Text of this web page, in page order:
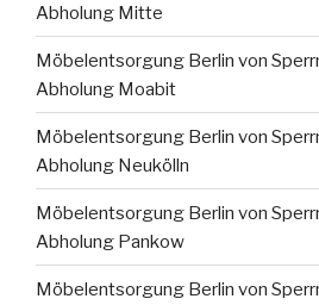
Abholung Mitte
Möbelentsorgung Berlin von
Abholung Moabit
Möbelentsorgung Berlin von
Abholung Neukölln
Möbelentsorgung Berlin von
Abholung Pankow
Möbelentsorgung Berlin von